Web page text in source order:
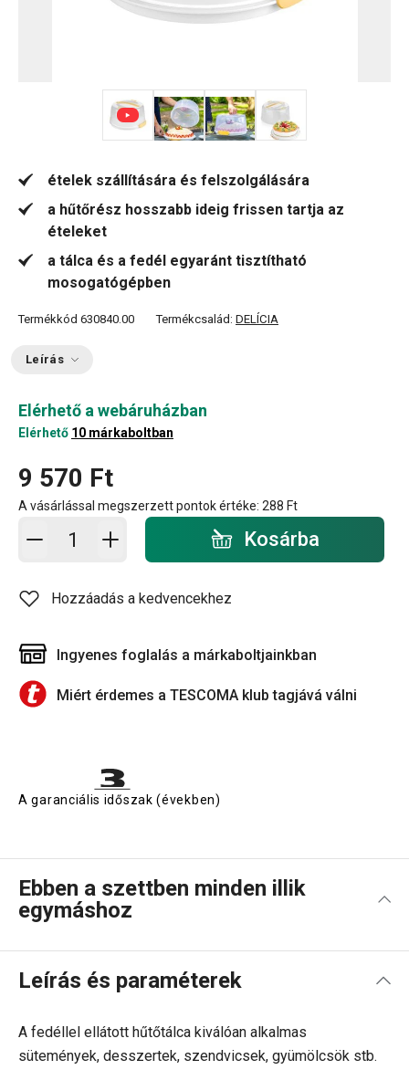
ételek szállítására és felszolgálására
a hűtőrész hosszabb ideig frissen tartja az
ételeket
a tálca és a fedél egyaránt tisztítható
mosogatógépben
Termékkód 630840.00 Termékcsalád: DELÍCIA
Leírás
Elérhető a webáruházban
Elérhető 10 márkaboltban
9 570 Ft
A vásárlással megszerzett pontok értéke: 288 Ft
Kosárba - mennyiség Kosárba
Hozzáadás a kedvencekhez
Ingyenes foglalás a márkaboltjainkban
Miért érdemes a TESCOMA klub tagjává válni
A garanciális időszak (években)
Ebben a szettben minden illik
egymáshoz
Leírás és paraméterek
A fedéllel ellátott hűtőtálca kiválóan alkalmas
sütemények, desszertek, szendvicsek, gyümölcsök stb.